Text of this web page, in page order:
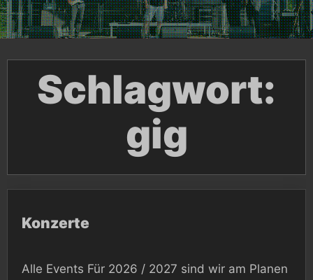
Schlagwort:
gig
Konzerte
Alle Events Für 2026 / 2027 sind wir am Planen